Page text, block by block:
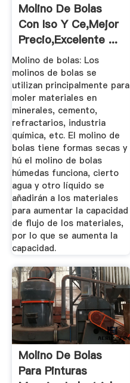
Molino De Bolas
Con Iso Y Ce,Mejor
Precio,Excelente ...
Molino de bolas: Los
molinos de bolas se
utilizan principalmente para
moler materiales en
minerales, cemento,
refractarios, industria
química, etc. El molino de
bolas tiene formas secas y
hú el molino de bolas
húmedas funciona, cierto
agua y otro líquido se
añadirán a los materiales
para aumentar la capacidad
de flujo de los materiales,
por lo que se aumenta la
capacidad.
Molino De Bolas
Para Pinturas